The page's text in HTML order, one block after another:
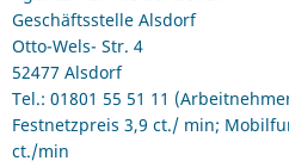
Geschäftsstelle Alsdorf
Otto-Wels- Str. 4
52477 Alsdorf
Tel.: 01801 55 51 11
Festnetzpreis 3,9 ct./ min;
ct./min